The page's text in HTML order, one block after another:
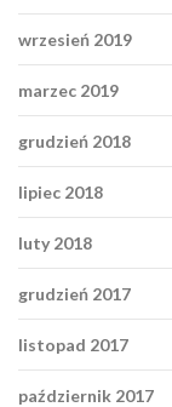
wrzesień 2019
marzec 2019
grudzień 2018
lipiec 2018
luty 2018
grudzień 2017
listopad 2017
październik 2017